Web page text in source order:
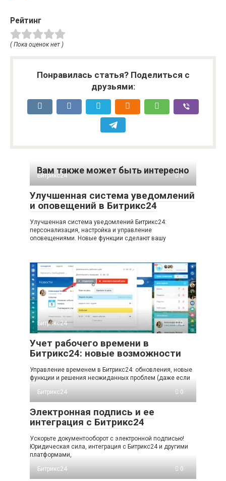
Рейтинг
( Пока оценок нет )
Понравилась статья? Поделиться с
друзьями:
Вам также может быть интересно
Битрикс24 0
Улучшенная система уведомлений
и оповещений в Битрикс24
Улучшенная система уведомлений Битрикс24:
персонализация, настройка и управление
оповещениями. Новые функции сделают вашу
Битрикс24 0
Учет рабочего времени в
Битрикс24: новые возможности
Управление временем в Битрикс24: обновления, новые
функции и решения неожиданных проблем (даже если
Битрикс24
0
Электронная подпись и ее
интеграция с Битрикс24
Ускорьте документооборот с электронной подписью!
Юридическая сила, интеграция с Битрикс24 и другими
платформами,
Битрикс24
0